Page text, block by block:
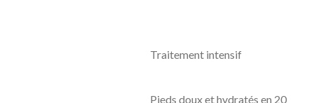
Traitement intensif
Pieds doux et hydratés en 20